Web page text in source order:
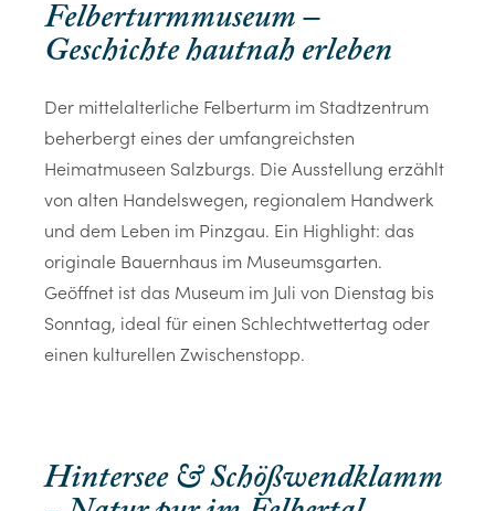
Felberturmmuseum –
Geschichte hautnah erleben
Der mittelalterliche Felberturm im Stadtzentrum
beherbergt eines der umfangreichsten
Heimatmuseen Salzburgs. Die Ausstellung erzählt
von alten Handelswegen, regionalem Handwerk
und dem Leben im Pinzgau. Ein Highlight: das
originale Bauernhaus im Museumsgarten.
Geöffnet ist das Museum im Juli von Dienstag bis
Sonntag, ideal für einen Schlechtwettertag oder
einen kulturellen Zwischenstopp.
Hintersee & Schößwendklamm